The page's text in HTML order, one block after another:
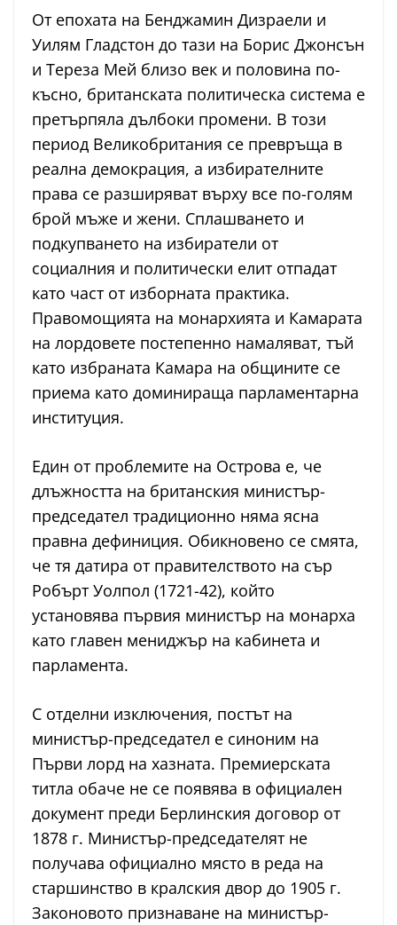
От епохата на Бенджамин Дизраели и
Уилям Гладстон до тази на Борис Джонсън
и Тереза Мей близо век и половина по-
късно, британската политическа система е
претърпяла дълбоки промени. В този
период Великобритания се превръща в
реална демокрация, а избирателните
права се разширяват върху все по-голям
брой мъже и жени. Сплашването и
подкупването на избиратели от
социалния и политически елит отпадат
като част от изборната практика.
Правомощията на монархията и Камарата
на лордовете постепенно намаляват, тъй
като избраната Камара на общините се
приема като доминираща парламентарна
институция.
Един от проблемите на Острова е, че
длъжността на британския министър-
председател традиционно няма ясна
правна дефиниция. Обикновено се смята,
че тя датира от правителството на сър
Робърт Уолпол (1721-42), който
установява първия министър на монарха
като главен мениджър на кабинета и
парламента.
С отделни изключения, постът на
министър-председател е синоним на
Първи лорд на хазната. Премиерската
титла обаче не се появява в официален
документ преди Берлинския договор от
1878 г. Министър-председателят не
получава официално място в реда на
старшинство в кралския двор до 1905 г.
Законовото признаване на министър-